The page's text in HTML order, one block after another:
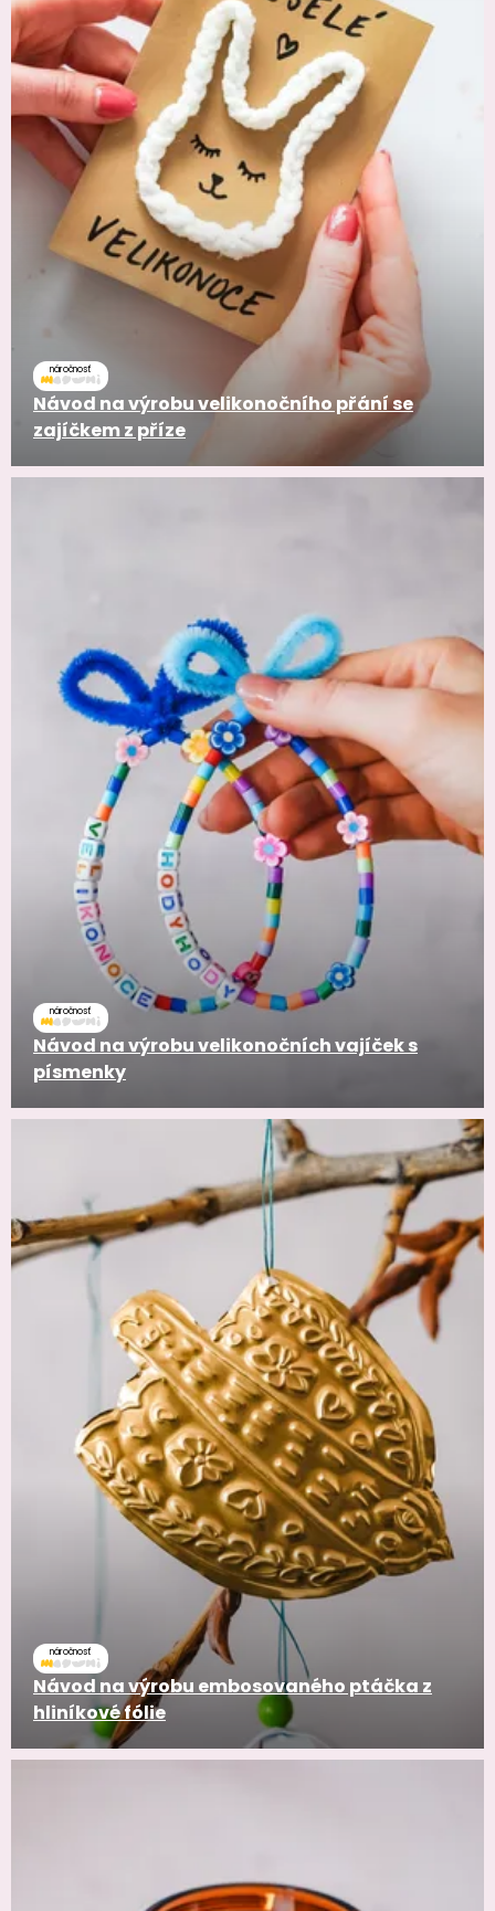
náročnosť
Návod na výrobu velikonočního přání se
zajíčkem z příze
náročnosť
Návod na výrobu velikonočních vajíček s
písmenky
náročnosť
Návod na výrobu embosovaného ptáčka z
hliníkové fólie